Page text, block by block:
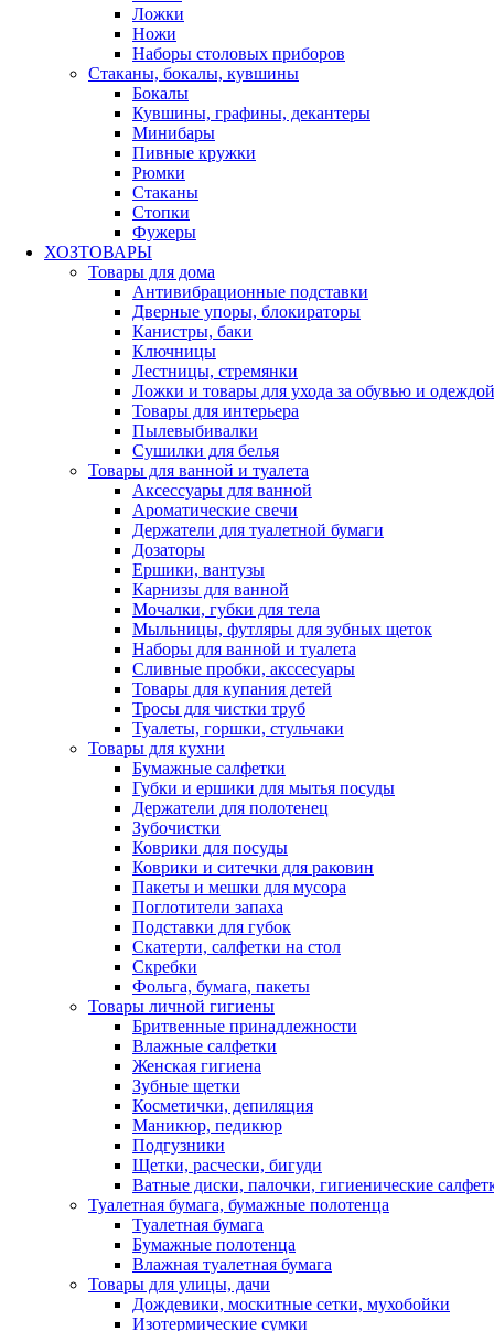
Ложки
Ножи
Наборы столовых приборов
Стаканы, бокалы, кувшины
Бокалы
Кувшины, графины, декантеры
Минибары
Пивные кружки
Рюмки
Стаканы
Стопки
Фужеры
ХОЗТОВАРЫ
Товары для дома
Антивибрационные подставки
Дверные упоры, блокираторы
Канистры, баки
Ключницы
Лестницы, стремянки
Ложки и товары для ухода за обувью и одеждой
Товары для интерьера
Пылевыбивалки
Сушилки для белья
Товары для ванной и туалета
Аксессуары для ванной
Ароматические свечи
Держатели для туалетной бумаги
Дозаторы
Ершики, вантузы
Карнизы для ванной
Мочалки, губки для тела
Мыльницы, футляры для зубных щеток
Наборы для ванной и туалета
Сливные пробки, акссесуары
Товары для купания детей
Тросы для чистки труб
Туалеты, горшки, стульчаки
Товары для кухни
Бумажные салфетки
Губки и ершики для мытья посуды
Держатели для полотенец
Зубочистки
Коврики для посуды
Коврики и ситечки для раковин
Пакеты и мешки для мусора
Поглотители запаха
Подставки для губок
Скатерти, салфетки на стол
Скребки
Фольга, бумага, пакеты
Товары личной гигиены
Бритвенные принадлежности
Влажные салфетки
Женская гигиена
Зубные щетки
Косметички, депиляция
Маникюр, педикюр
Подгузники
Щетки, расчески, бигуди
Ватные диски, палочки, гигиенические
Туалетная бумага, бумажные полотенца
Туалетная бумага
Бумажные полотенца
Влажная туалетная бумага
Товары для улицы, дачи
Дождевики, москитные сетки, мухобойки
Изотермические сумки